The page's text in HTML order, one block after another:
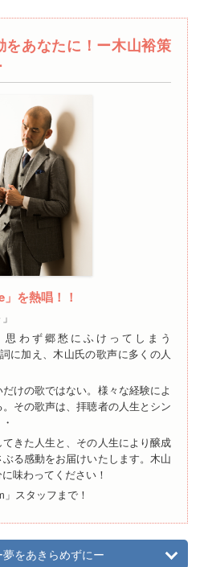
をあなたに！ー木山裕策
を熱唱！！
に加え、木山氏の歌声に多くの人
その歌声は、拝聴者の人生とシン
る感動をお届けいたします。木山
味わってください！
」スタッフまで！
をあきらめずにー